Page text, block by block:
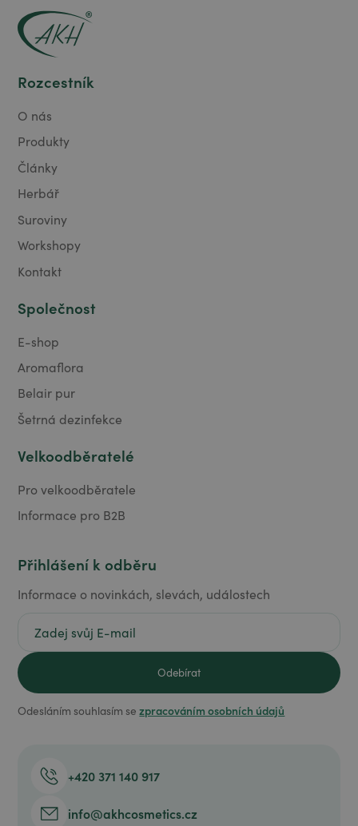
Rozcestník
O nás
Produkty
Články
Herbář
Suroviny
Workshopy
Kontakt
Společnost
E-shop
Aromaflora
Belair pur
Šetrná dezinfekce
Velkoodběratelé
Pro velkoodběratele
Informace pro B2B
Přihlášení k odběru
Informace o novinkách, slevách, událostech
Odesláním souhlasím sezpracováním osobních údajů
+420 371 140 917
info@akhcosmetics.cz